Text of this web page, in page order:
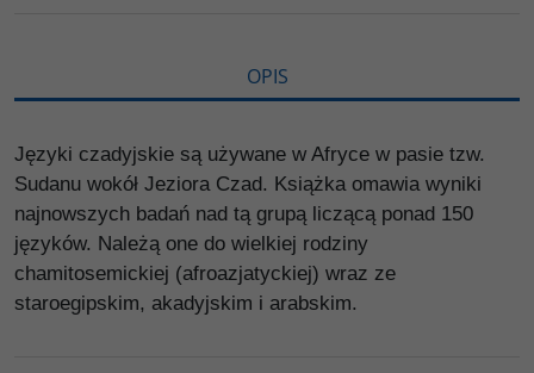
OPIS
Języki czadyjskie są używane w Afryce w pasie tzw.
Sudanu wokół Jeziora Czad. Książka omawia wyniki
najnowszych badań nad tą grupą liczącą ponad 150
języków. Należą one do wielkiej rodziny
chamitosemickiej (afroazjatyckiej) wraz ze
staroegipskim, akadyjskim i arabskim.